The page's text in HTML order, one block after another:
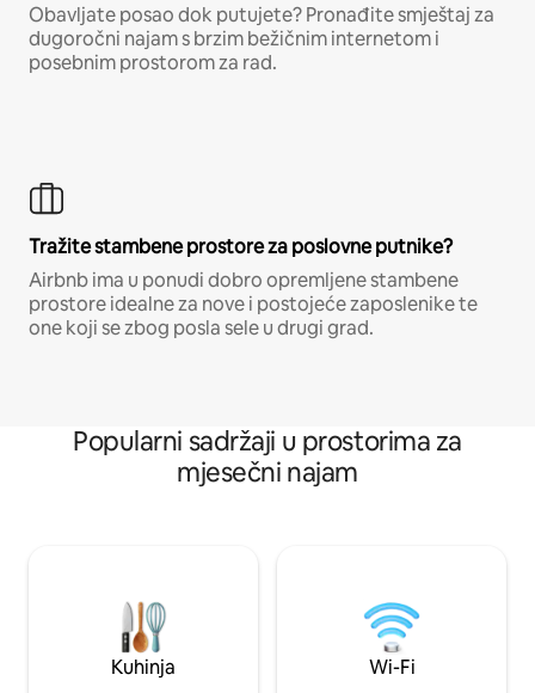
Obavljate posao dok putujete? Pronađite smještaj za
dugoročni najam s brzim bežičnim internetom i
posebnim prostorom za rad.
Tražite stambene prostore za poslovne putnike?
Airbnb ima u ponudi dobro opremljene stambene
prostore idealne za nove i postojeće zaposlenike te
one koji se zbog posla sele u drugi grad.
Popularni sadržaji u prostorima za
mjesečni najam
Kuhinja Wi-Fi